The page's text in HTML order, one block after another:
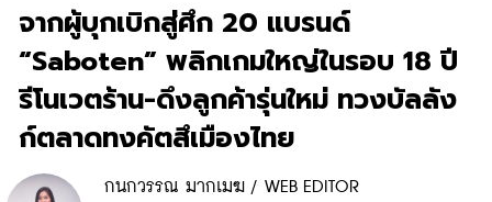
จากผู้บุกเบิกสู่ศึก 20 แบรนด์
“Saboten” พลิกเกมใหญ่ในรอบ 18 ปี
รีโนเวตร้าน-ดึงลูกค้ารุ่นใหม่ ทวงบัลลัง
ก์ตลาดทงคัตสึเมืองไทย
กนกวรรณ มากเมฆ / WEB EDITOR